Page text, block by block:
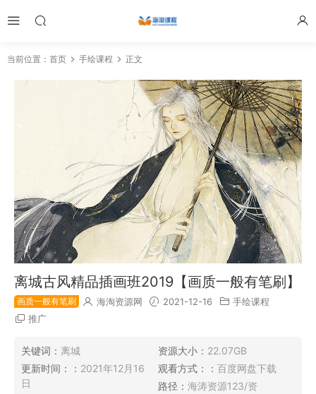
当前位置： 首页 手绘课程 正文
离城古风精品插画班2019【画质一般有笔刷】
画质一般有笔刷 海淘资源网 2021-12-16
手绘课程
推广
关键词： 离城 资源大小： 22.07GB
更新时间：： 2021年12月16
日
观看方式：： 百度网盘下载
路径： 海涛资源123/资